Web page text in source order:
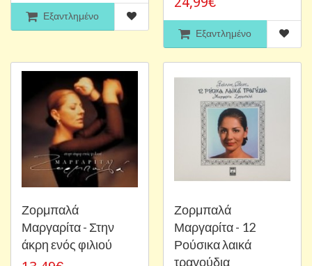
Εξαντλημένο
Εξαντλημένο
Ζορμπαλά
Μαργαρίτα - Στην
άκρη ενός φιλιού
Ζορμπαλά
Μαργαρίτα - 12
Ρούσικα λαικά
τραγούδια